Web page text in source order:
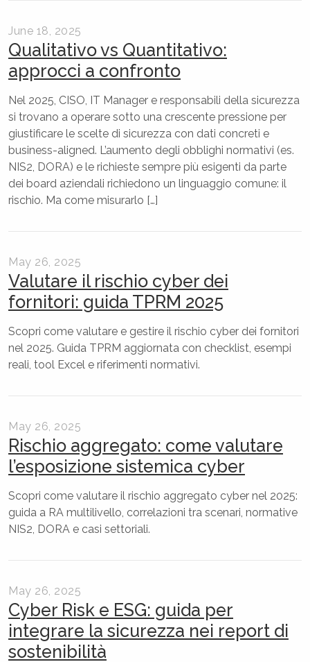
June 18, 2025
Qualitativo vs Quantitativo:
approcci a confronto
Nel 2025, CISO, IT Manager e responsabili della sicurezza
si trovano a operare sotto una crescente pressione per
giustificare le scelte di sicurezza con dati concreti e
business-aligned. L’aumento degli obblighi normativi (es.
NIS2, DORA) e le richieste sempre più esigenti da parte
dei board aziendali richiedono un linguaggio comune: il
rischio. Ma come misurarlo […]
May 26, 2025
Valutare il rischio cyber dei
fornitori: guida TPRM 2025
Scopri come valutare e gestire il rischio cyber dei fornitori
nel 2025. Guida TPRM aggiornata con checklist, esempi
reali, tool Excel e riferimenti normativi.
May 26, 2025
Rischio aggregato: come valutare
l’esposizione sistemica cyber
Scopri come valutare il rischio aggregato cyber nel 2025:
guida a RA multilivello, correlazioni tra scenari, normative
NIS2, DORA e casi settoriali.
May 26, 2025
Cyber Risk e ESG: guida per
integrare la sicurezza nei report di
sostenibilità